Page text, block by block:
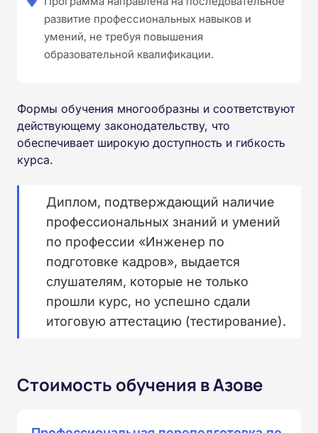
развитие профессиональных навыков и
умений, не требуя повышения
образовательной квалификации.
Формы обучения многообразны и соответствуют
действующему законодательству, что
обеспечивает широкую доступность и гибкость
курса.
Диплом, подтверждающий наличие
профессиональных знаний и умений
по профессии «Инженер по
подготовке кадров», выдается
слушателям, которые не только
прошли курс, но успешно сдали
итоговую аттестацию (тестирование).
Стоимость обучения в Азове